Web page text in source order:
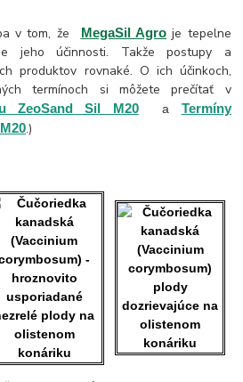
v tom, že MegaSil Agro je tepelne
jeho účinnosti. Takže postupy a
produktov rovnaké. O ich účinkoch,
termínoch si môžete prečítať v
ZeoSand Sil M20 a Termíny
.)